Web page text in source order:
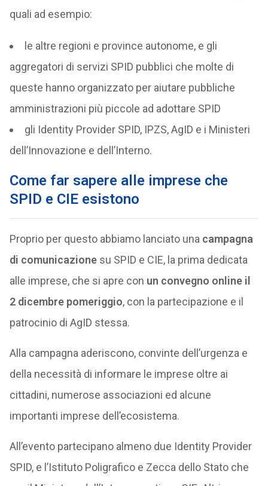
quali ad esempio:
le altre regioni e province autonome, e gli
aggregatori di servizi SPID pubblici che molte di
queste hanno organizzato per aiutare pubbliche
amministrazioni più piccole ad adottare SPID
gli Identity Provider SPID, IPZS, AgID e i Ministeri
dell’Innovazione e dell’Interno.
Come far sapere alle imprese che
SPID e CIE esistono
Proprio per questo abbiamo lanciato una campagna
di comunicazionesu SPID e CIE, la prima dedicata
alle imprese, che si apre con un convegno online il
2 dicembre pomeriggio, con la partecipazione e il
patrocinio di AgID stessa.
Alla campagna aderiscono, convinte dell’urgenza e
della necessità di informare le imprese oltre ai
cittadini, numerose associazioni ed alcune
importanti imprese dell’ecosistema.
All’evento partecipano almeno due Identity Provider
SPID, e l’Istituto Poligrafico e Zecca dello Stato che